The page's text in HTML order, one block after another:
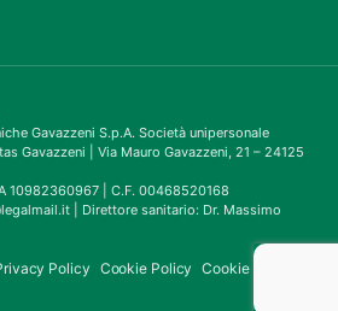
Gavazzeni S.p.A. Società unipersonale
Gavazzeni | Via Mauro Gavazzeni, 21 – 24125
10982360967 | C.F. 00468520168
| Direttore sanitario: Dr. Massimo
Policy Cookie Policy Cookie Consent